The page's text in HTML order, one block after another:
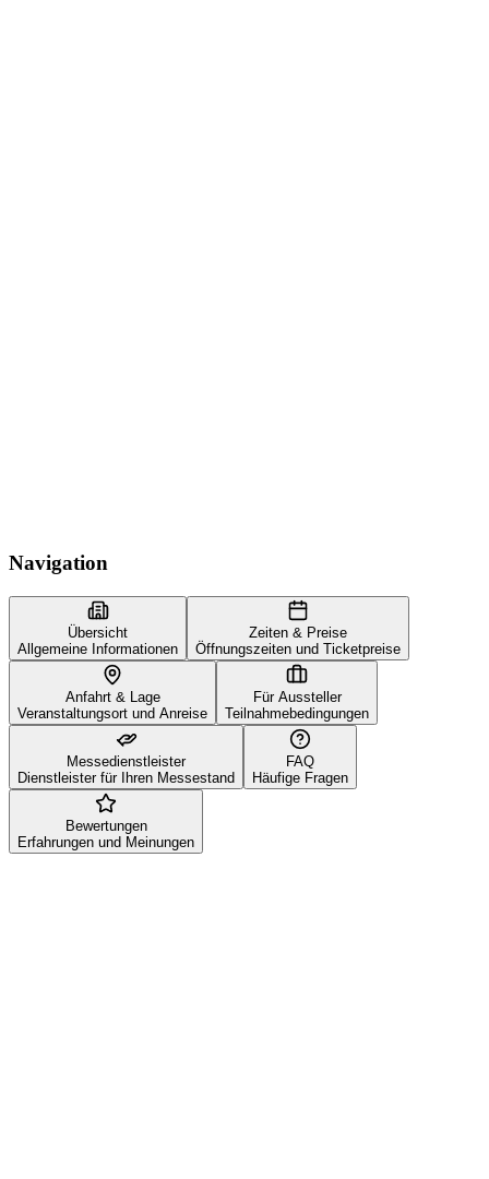
Navigation
Übersicht
Allgemeine Informationen
Zeiten & Preise
Öffnungszeiten und Ticketpreise
Anfahrt & Lage
Veranstaltungsort und Anreise
Für Aussteller
Teilnahmebedingungen
Messedienstleister
Dienstleister für Ihren Messestand
FAQ
Häufige Fragen
Bewertungen
Erfahrungen und Meinungen